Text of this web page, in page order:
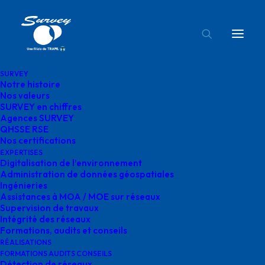
SURVEY
Notre histoire
Nos valeurs
SURVEY en chiffres
Agences SURVEY
QHSSE RSE
Nos certifications
EXPERTISES
Digitalisation de l’environnement
Administration de données géospatiales
Ingénieries
Assistances à MOA / MOE sur réseaux
Supervision de travaux
Intégrité des réseaux
Formations, audits et conseils
RÉALISATIONS
FORMATIONS AUDITS CONSEILS
recherche et développement survey
Accueil
recherche et
développement survey